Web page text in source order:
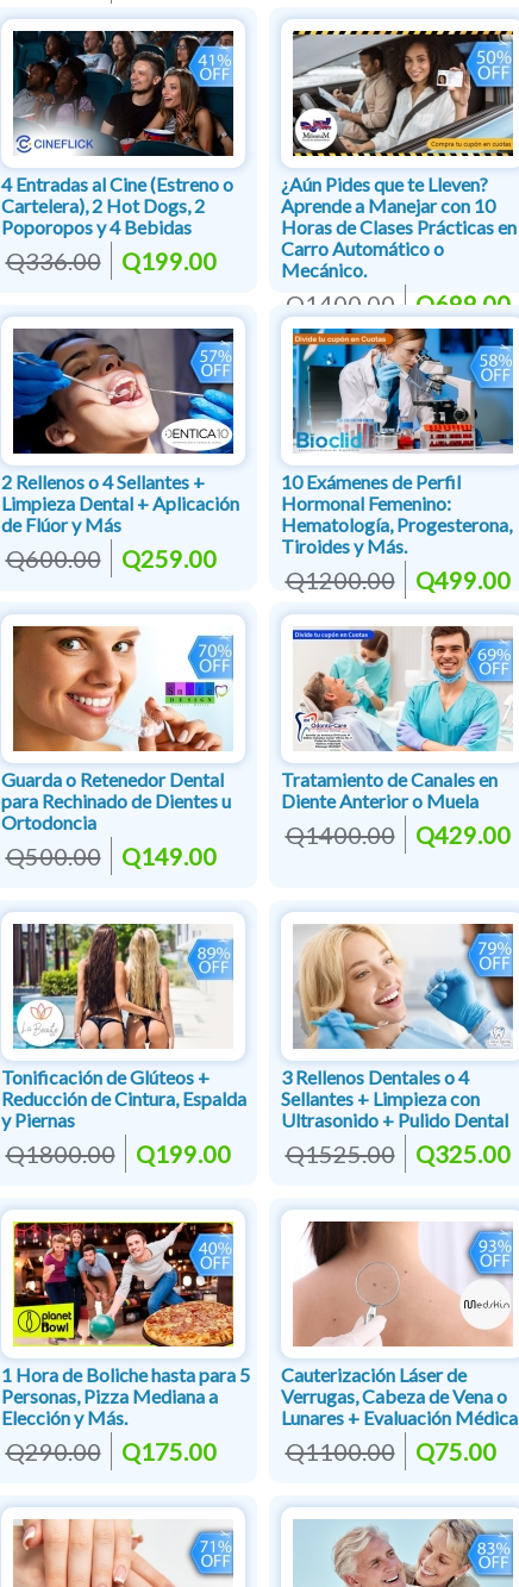
4 Entradas al Cine (Estreno o
Cartelera), 2 Hot Dogs, 2
Poporopos y 4 Bebidas
Q336.00 Q199.00
¿Aún Pides que te Lleven?
Aprende a Manejar con 10
Horas de Clases Prácticas en
Carro Automático o
Mecánico.
Q1400.00 Q699.00
2 Rellenos o 4 Sellantes +
Limpieza Dental + Aplicación
de Flúor y Más
Q600.00 Q259.00
10 Exámenes de Perfil
Hormonal Femenino:
Hematología, Progesterona,
Tiroides y Más.
Q1200.00 Q499.00
Guarda o Retenedor Dental
para Rechinado de Dientes u
Ortodoncia
Q500.00 Q149.00
Tratamiento de Canales en
Diente Anterior o Muela
Q1400.00 Q429.00
Tonificación de Glúteos +
Reducción de Cintura, Espalda
y Piernas
Q1800.00 Q199.00
3 Rellenos Dentales o 4
Sellantes + Limpieza con
Ultrasonido + Pulido Dental
Q1525.00 Q325.00
1 Hora de Boliche hasta para 5
Personas, Pizza Mediana a
Elección y Más.
Q290.00 Q175.00
Cauterización Láser de
Verrugas, Cabeza de Vena o
Lunares + Evaluación Médica
Q1100.00 Q75.00